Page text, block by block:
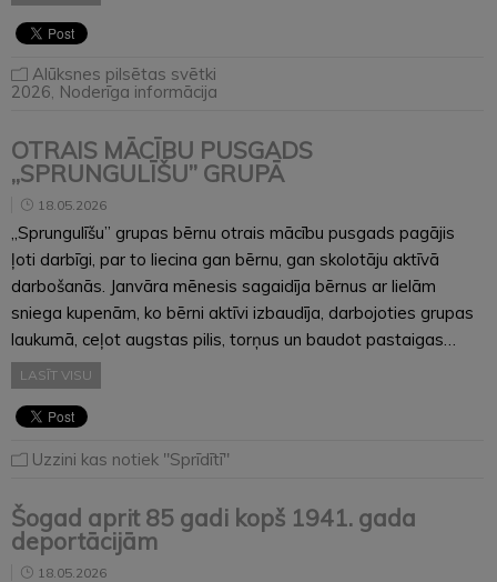
Alūksnes pilsētas svētki
2026, Noderīga informācija
OTRAIS MĀCĪBU PUSGADS
,,SPRUNGULĪŠU’’ GRUPĀ
18.05.2026
,,Sprungulīšu’’ grupas bērnu otrais mācību pusgads pagājis
ļoti darbīgi, par to liecina gan bērnu, gan skolotāju aktīvā
darbošanās. Janvāra mēnesis sagaidīja bērnus ar lielām
sniega kupenām, ko bērni aktīvi izbaudīja, darbojoties grupas
laukumā, ceļot augstas pilis, torņus un baudot pastaigas…
LASĪT VISU
Uzzini kas notiek "Sprīdītī"
Šogad aprit 85 gadi kopš 1941. gada
deportācijām
18.05.2026